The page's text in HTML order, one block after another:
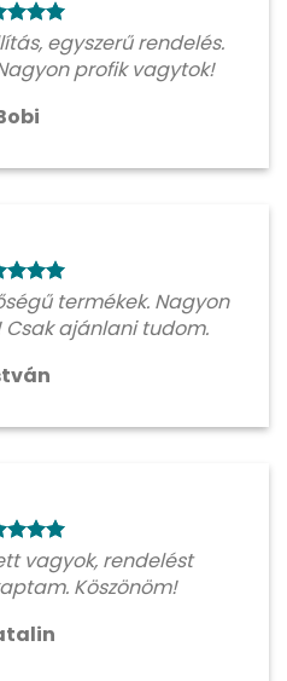
egyszerű rendelés.
profik vagytok!
termékek. Nagyon
ajánlani tudom.
vagyok, rendelést
Köszönöm!